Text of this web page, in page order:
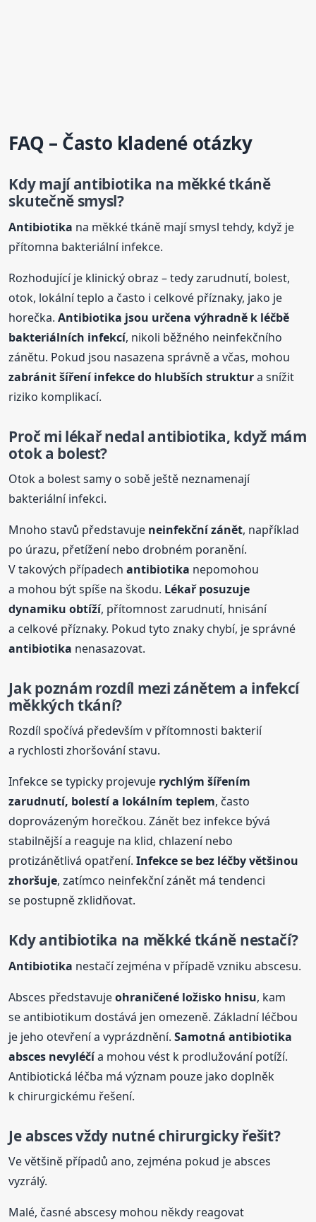
FAQ – Často kladené otázky
Kdy majíantibiotika na měkké tkáně
skutečně smysl?
Antibiotika na měkké tkáně mají smysl tehdy, když je
přítomna bakteriální infekce.
Rozhodující je klinický obraz – tedy zarudnutí, bolest,
otok, lokální teplo a často i celkové příznaky, jako je
horečka.Antibiotika jsou určena výhradně k léčbě
bakteriálních infekcí, nikoli běžného neinfekčního
zánětu. Pokud jsou nasazena správně a včas, mohou
zabránit šíření infekce do hlubších struktura snížit
riziko komplikací.
Proč mi lékař nedal antibiotika, když mám
otok a bolest?
Otok a bolest samy o sobě ještě neznamenají
bakteriální infekci.
Mnoho stavů představuje neinfekční zánět, například
po úrazu, přetížení nebo drobném poranění.
V takových případechantibiotika nepomohou
a mohou být spíše na škodu. Lékař posuzuje
dynamiku obtíží, přítomnost zarudnutí, hnisání
a celkové příznaky. Pokud tyto znaky chybí, je správné
antibiotika nenasazovat.
Jak poznám rozdíl mezi zánětem a infekcí
měkkých tkání?
Rozdíl spočívá především v přítomnosti bakterií
a rychlosti zhoršování stavu.
Infekce se typicky projevuje rychlým šířením
zarudnutí, bolestí a lokálním teplem, často
doprovázeným horečkou. Zánět bez infekce bývá
stabilnější a reaguje na klid, chlazení nebo
protizánětlivá opatření.Infekce se bez léčby většinou
zhoršuje, zatímco neinfekční zánět má tendenci
se postupně zklidňovat.
Kdyantibiotika na měkké tkáně nestačí?
Antibiotika nestačí zejména v případě vzniku abscesu.
Absces představujeohraničené ložisko hnisu, kam
se antibiotikum dostává jen omezeně. Základní léčbou
je jeho otevření a vyprázdnění.Samotnáantibiotika
absces nevyléčía mohou vést k prodlužování potíží.
Antibiotická léčba má význam pouze jako doplněk
k chirurgickému řešení.
Je absces vždy nutné chirurgicky řešit?
Ve většině případů ano, zejména pokud je absces
vyzrálý.
Malé, časné abscesy mohou někdy reagovat